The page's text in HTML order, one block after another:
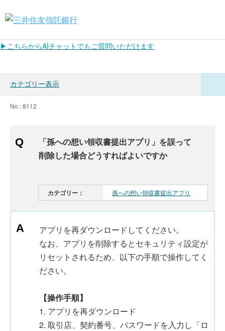
▶こちらからAIチャットでもご質問いただけます
カテゴリー表示
No : 8112
「孫への想い領収書提出アプリ」を誤って
削除した場合どうすればよいですか
カテゴリー： 孫への想い領収書提出アプリ
アプリを再ダウンロードしてください。
なお、アプリを削除するとセキュリティ設定が
リセットされるため、以下の手順で操作してく
ださい。
【操作手順】
1. アプリを再ダウンロード
2. 取引店、契約番号、パスワードを入力し「ロ